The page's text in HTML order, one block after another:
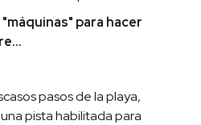
para hacer
pasos de la playa,
pista habilitada para